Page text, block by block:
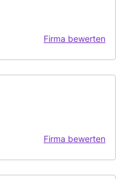
Firma bewerten
Firma bewerten